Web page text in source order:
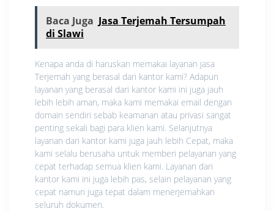
Baca Juga Jasa Terjemah Tersumpah
di Slawi
Kenapa anda di haruskan memakai layanan jasa
Terjemah yang berasal dari kantor kami? Adapun
layanan yang berasal dari kantor kami ini juga jauh
lebih lebih aman, maka kami memakai email dengan
domain sendiri sebab keamanan atau privasi sangat
penting sekali bagi para klien kami. Selanjutnya
layanan dari kantor kami juga jauh lebih Cepat, maka
kami selalu berusaha untuk memberi pelayanan yang
cepat terhadap semua klien kami. Layanan dari
kantor kami ini juga lebih pas, selain pelayanan yang
cepat namun juga tepat dalam menerjemahkan
seluruh dokumen.